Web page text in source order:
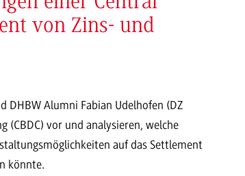
von Zins- und
DHBW Alumni Fabian Udelhofen (DZ
(CBDC) vor und analysieren, welche
auf das Settlement
könnte.